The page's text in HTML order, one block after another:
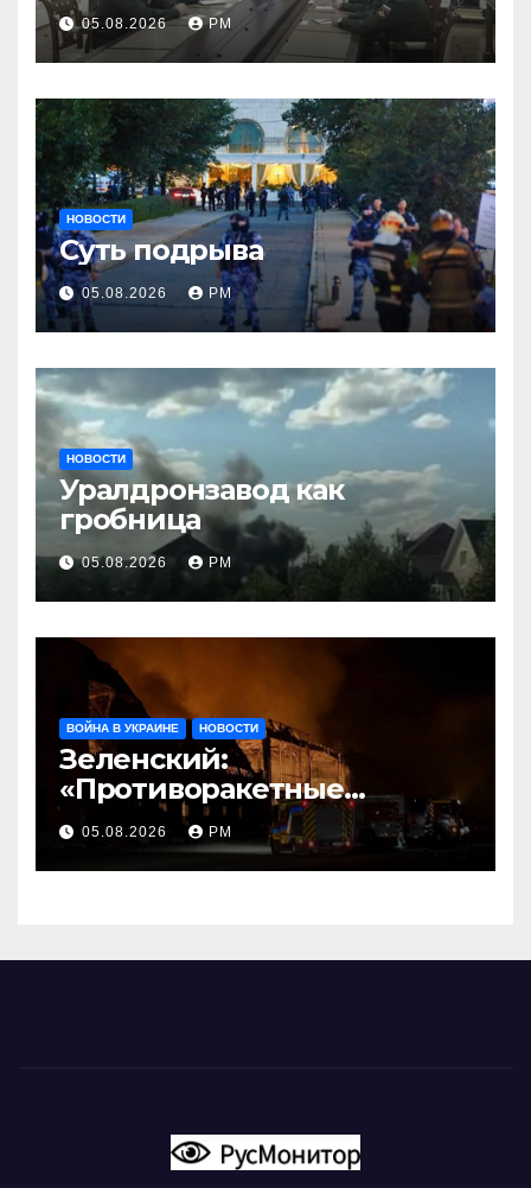
05.08.2026 РМ
НОВОСТИ
Суть подрыва
05.08.2026 РМ
НОВОСТИ
Уралдронзавод как
гробница
05.08.2026 РМ
ВОЙНА В УКРАИНЕ НОВОСТИ
Зеленский:
«Противоракетные
средства могли бы спасти
погибших сегодня»
05.08.2026 РМ